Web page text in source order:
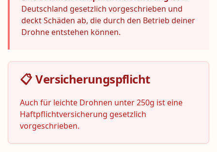
Deutschland gesetzlich vorgeschrieben und
deckt Schäden ab, die durch den Betrieb deiner
Drohne entstehen können.
📋 Versicherungspflicht
Auch für leichte Drohnen unter 250g ist eine
Haftpflichtversicherung gesetzlich
vorgeschrieben.